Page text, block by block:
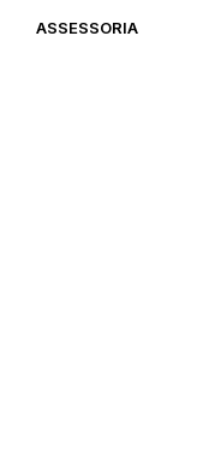
ASSESSORIA